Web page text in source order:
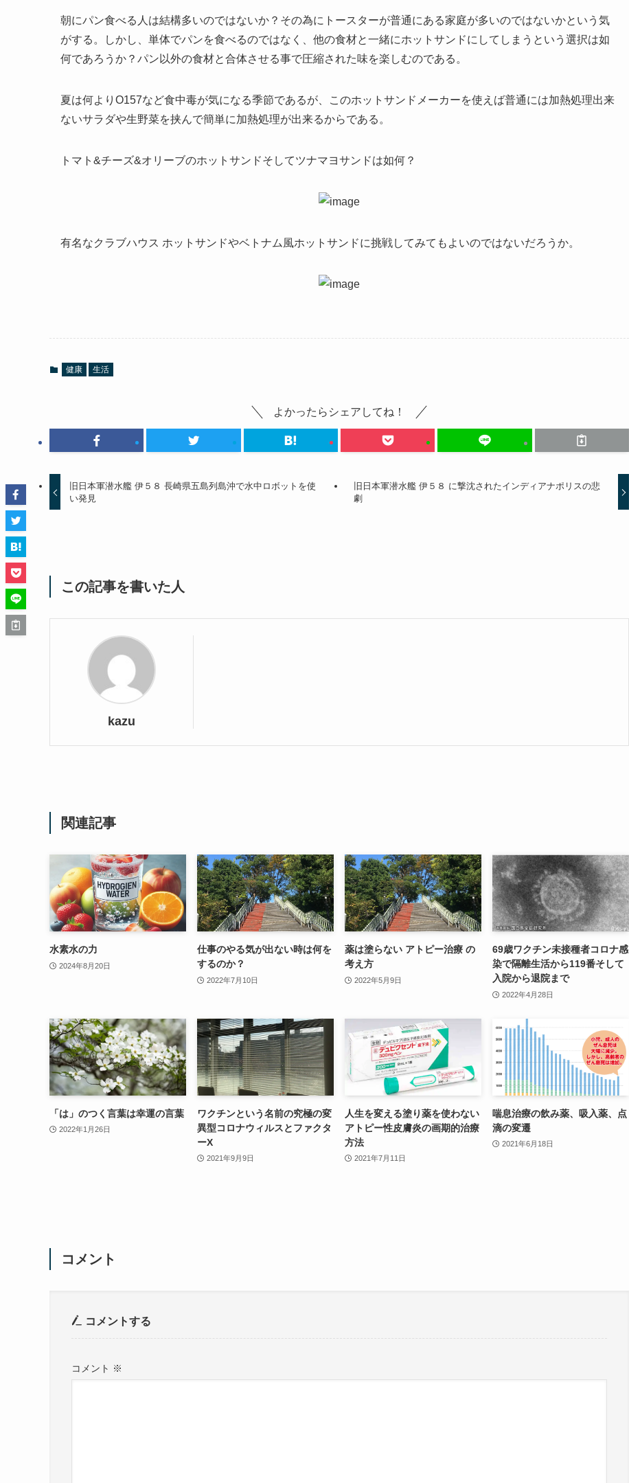
朝にパン食べる人は結構多いのではないか？その為にトースターが普通にある家庭が多いのではないかという気
がする。しかし、単体でパンを食べるのではなく、他の食材と一緒にホットサンドにしてしまうという選択は如
何であろうか？パン以外の食材と合体させる事で圧縮された味を楽しむのである。
夏は何よりO157など食中毒が気になる季節であるが、このホットサンドメーカーを使えば普通には加熱処理出来
ないサラダや生野菜を挟んで簡単に加熱処理が出来るからである。
トマト&チーズ&オリーブのホットサンドそしてツナマヨサンドは如何？
有名なクラブハウス ホットサンドやベトナム風ホットサンドに挑戦してみてもよいのではないだろうか。
健康 生活
よかったらシェアしてね！
旧日本軍潜水艦 伊５８ 長崎県五島列島沖で水中ロボットを使
い発見
旧日本軍潜水艦 伊５８ に撃沈されたインディアナポリスの悲
劇
この記事を書いた人
kazu
関連記事
水素水の力
2024年8月20日
仕事のやる気が出ない時は何を
するのか？
2022年7月10日
薬は塗らない アトピー治療 の
考え方
2022年5月9日
69歳ワクチン未接種者コロナ感
染で隔離生活から119番そして
入院から退院まで
2022年4月28日
「は」のつく言葉は幸運の言葉
2022年1月26日
ワクチンという名前の究極の変
異型コロナウィルスとファクタ
ーX
2021年9月9日
人生を変える塗り薬を使わない
アトピー性皮膚炎の画期的治療
方法
2021年7月11日
喘息治療の飲み薬、吸入薬、点
滴の変遷
2021年6月18日
コメント
コメントする
コメント ※